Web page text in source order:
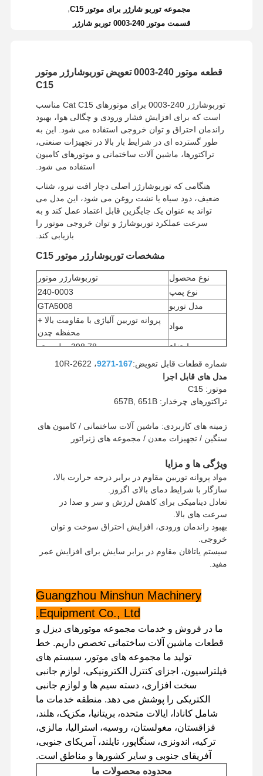
خانه محصولات
نمایش واقعیت
مجازی
درباره ما
مجموعه توربو شارژر برای موتور C15
قسمت موتور 240-0003 توربو شارژر
قطعه موتور 240-0003 تعویض توربوشارژر موتور
C15
توربوشارژر 240-0003 برای موتورهای Cat C15 مناسب
است که برای افزایش فشار ورودی و چگالی هوا، بهبود
راندمان احتراق و توان خروجی استفاده می شود. این به
طور گسترده ای در شرایط بار بالا در تجهیزات صنعتی،
تراکتورها، ماشین آلات ساختمانی و موتورهای کامیون
استفاده می شود.
هنگامی که توربوشارژر اصلی دچار افت نیرو، شتاب
ضعیف، دود سیاه یا نشت روغن می شود، این مدل می
تواند به عنوان یک جایگزین قابل اعتماد عمل کند و به
سرعت عملکرد توربوشارژ و توان خروجی موتور را
بازیابی کند.
مشخصات توربوشارژر موتور C15
نوع محصول
توربوشارژر موتور
نوع پمپ
240-0003
مدل توربو
GTA5008
مواد
پروانه توربین آلیاژی با مقاومت بالا +
محفظه چدن
ارتفاع
398.78 میلی متر
طول
436.88 میلی متر
حداقل مقدار
سفارش
روش پرداخت
نقل
UPS/DHL/EMS/TNT/FedEx
شماره قطعات قابل تعویض:167-9271
، 10R-2622
مدل های قابل اجرا
موتور: C15
تراکتورهای چرخدار: 657B, 651B
زمینه های کاربردی: ماشین آلات ساختمانی / کامیون های
سنگین / تجهیزات معدن / مجموعه های ژنراتور
ویژگی ها و مزایا
مواد پروانه توربین مقاوم در برابر درجه حرارت بالا،
سازگار با شرایط دمای بالای اگزوز.
تعادل دینامیکی برای کاهش لرزش و سر و صدا در
سرعت های بالا.
بهبود راندمان ورودی، افزایش احتراق سوخت و توان
خروجی.
سیستم یاتاقان مقاوم در برابر سایش برای افزایش عمر
مفید.
Guangzhou Minshun Machinery
Equipment Co., Ltd.
ما در فروش و خدمات مجموعه موتورهای دیزل و
قطعات ماشین آلات ساختمانی تخصص داریم. خط
تولید ما مجموعه های موتور، سیستم های
فیلتراسیون، اجزای کنترل الکترونیکی، لوازم جانبی
سخت افزاری، دسته سیم ها و لوازم جانبی
الکتریکی را پوشش می دهد. منطقه خدمات ما
شامل کانادا، ایالات متحده، بریتانیا، مکزیک، هلند،
قزاقستان، مغولستان، روسیه، استرالیا، مالزی،
ترکیه، اندونزی، سنگاپور، تایلند، آمریکای جنوبی،
آفریقای جنوبی و سایر کشورها و مناطق است.
محدوده محصولات ما